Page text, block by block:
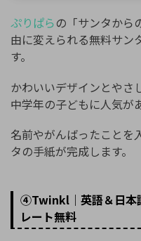
ぷりぱらの「サンタから
由に変えられる無料サン
す。
かわいいデザインとやさ
中学年の子どもに人気が
名前やがんばったことを
タの手紙が完成します。
④Twinkl｜英語＆日本
レート無料